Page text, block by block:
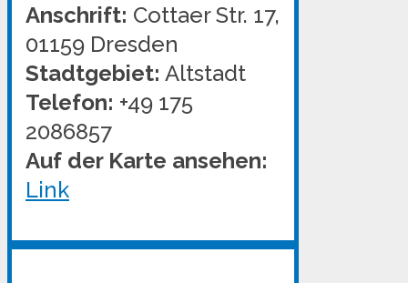
Anschrift: Cottaer Str. 17,
01159 Dresden
Stadtgebiet: Altstadt
Telefon: +49 175
2086857
Auf der Karte ansehen:
Link